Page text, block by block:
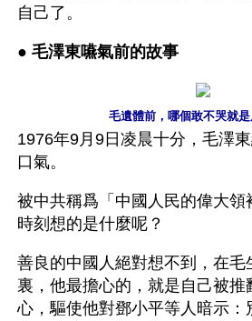
自己了。
● 毛澤東嚥氣前的故事
毛遺體前，哪個敢不哭就是
1976年9月9日凌晨十分，毛澤
口氣。
被中共稱爲「中國人民的偉大領
時刻想的是什麼呢？
善良的中國人絕對想不到，在毛
裏，他最擔心的，就是自己被推
心，驅使他對鄧小平等人暗示：